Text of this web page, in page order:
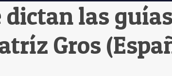
dictan las
Gros